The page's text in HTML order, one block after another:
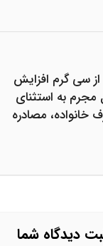
سی گرم افزایش
مجرم به استثنای
خانواده، مصادره
دیدگاه شما